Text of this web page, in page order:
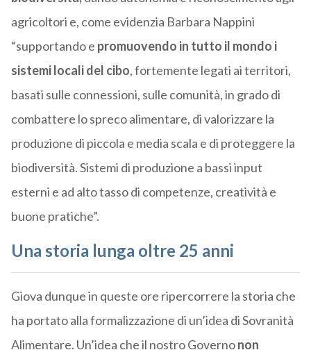
agricoltori e, come evidenzia Barbara Nappini
“supportando e promuovendo in tutto il mondo i
sistemi locali del cibo, fortemente legati ai territori,
basati sulle connessioni, sulle comunità, in grado di
combattere lo spreco alimentare, di valorizzare la
produzione di piccola e media scala e di proteggere la
biodiversità. Sistemi di produzione a bassi input
esterni e ad alto tasso di competenze, creatività e
buone pratiche”.
Una storia lunga oltre 25 anni
Giova dunque in queste ore ripercorrere la storia che
ha portato alla formalizzazione di un’idea di Sovranità
Alimentare. Un’idea che il nostro Governonon